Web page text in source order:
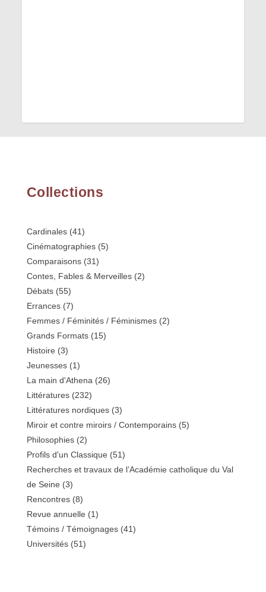
Collections
Cardinales(41)
Cinématographies(5)
Comparaisons(31)
Contes, Fables & Merveilles(2)
Débats(55)
Errances(7)
Femmes / Féminités / Féminismes(2)
Grands Formats(15)
Histoire (3)
Jeunesses(1)
La main d'Athena (26)
Littératures(232)
Littératures nordiques(3)
Miroir et contre miroirs / Contemporains(5)
Philosophies(2)
Profils d'un Classique (51)
Recherches et travaux de l’Académie catholique du Val
de Seine (3)
Rencontres(8)
Revue annuelle (1)
Témoins / Témoignages(41)
Universités(51)